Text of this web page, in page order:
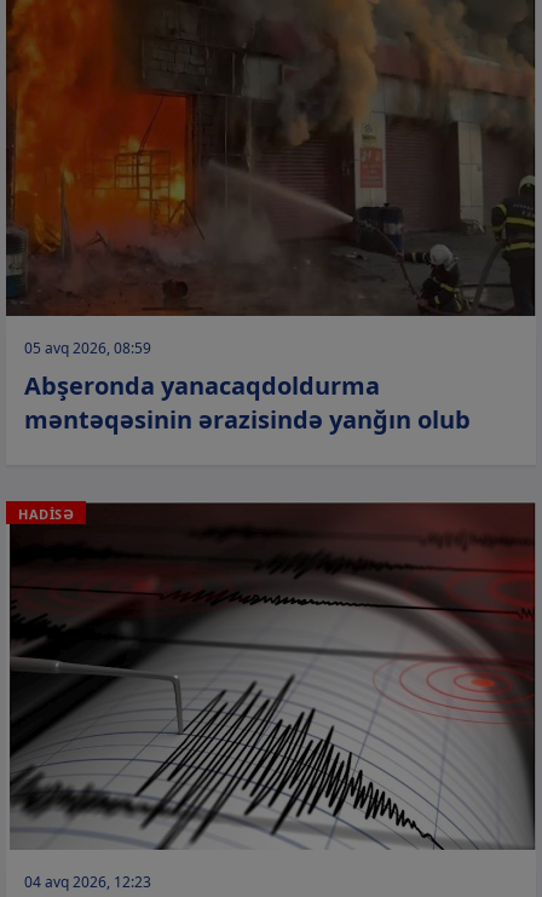
05 avq 2026, 08:59
Abşeronda yanacaqdoldurma
məntəqəsinin ərazisində yanğın olub
HADİSƏ
04 avq 2026, 12:23